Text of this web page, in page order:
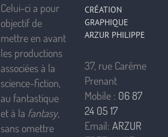
Celui-ci a pour
objectif de
mettre en avant
les productions
associées à la
science-fiction,
au fantastique
et à la fantasy,
sans omettre
CRÉATION
GRAPHIQUE
ARZUR PHILIPPE
37, rue Carême
Prenant
Mobile : 06 87
24 05 17
Email: ARZUR